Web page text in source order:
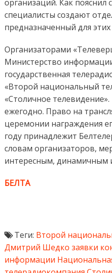
организаций. Как пояснил
специалисты создают
предназначенный для
Организаторами
Министерство
государственная
«Второй национальный
«Столичное
ежегодно. Право на
церемонии награждения
году принадлежит
словам организаторов,
интересным, динамичным
БЕЛТА
Теги: Второй
Дмитрий Шедко заявки
информации